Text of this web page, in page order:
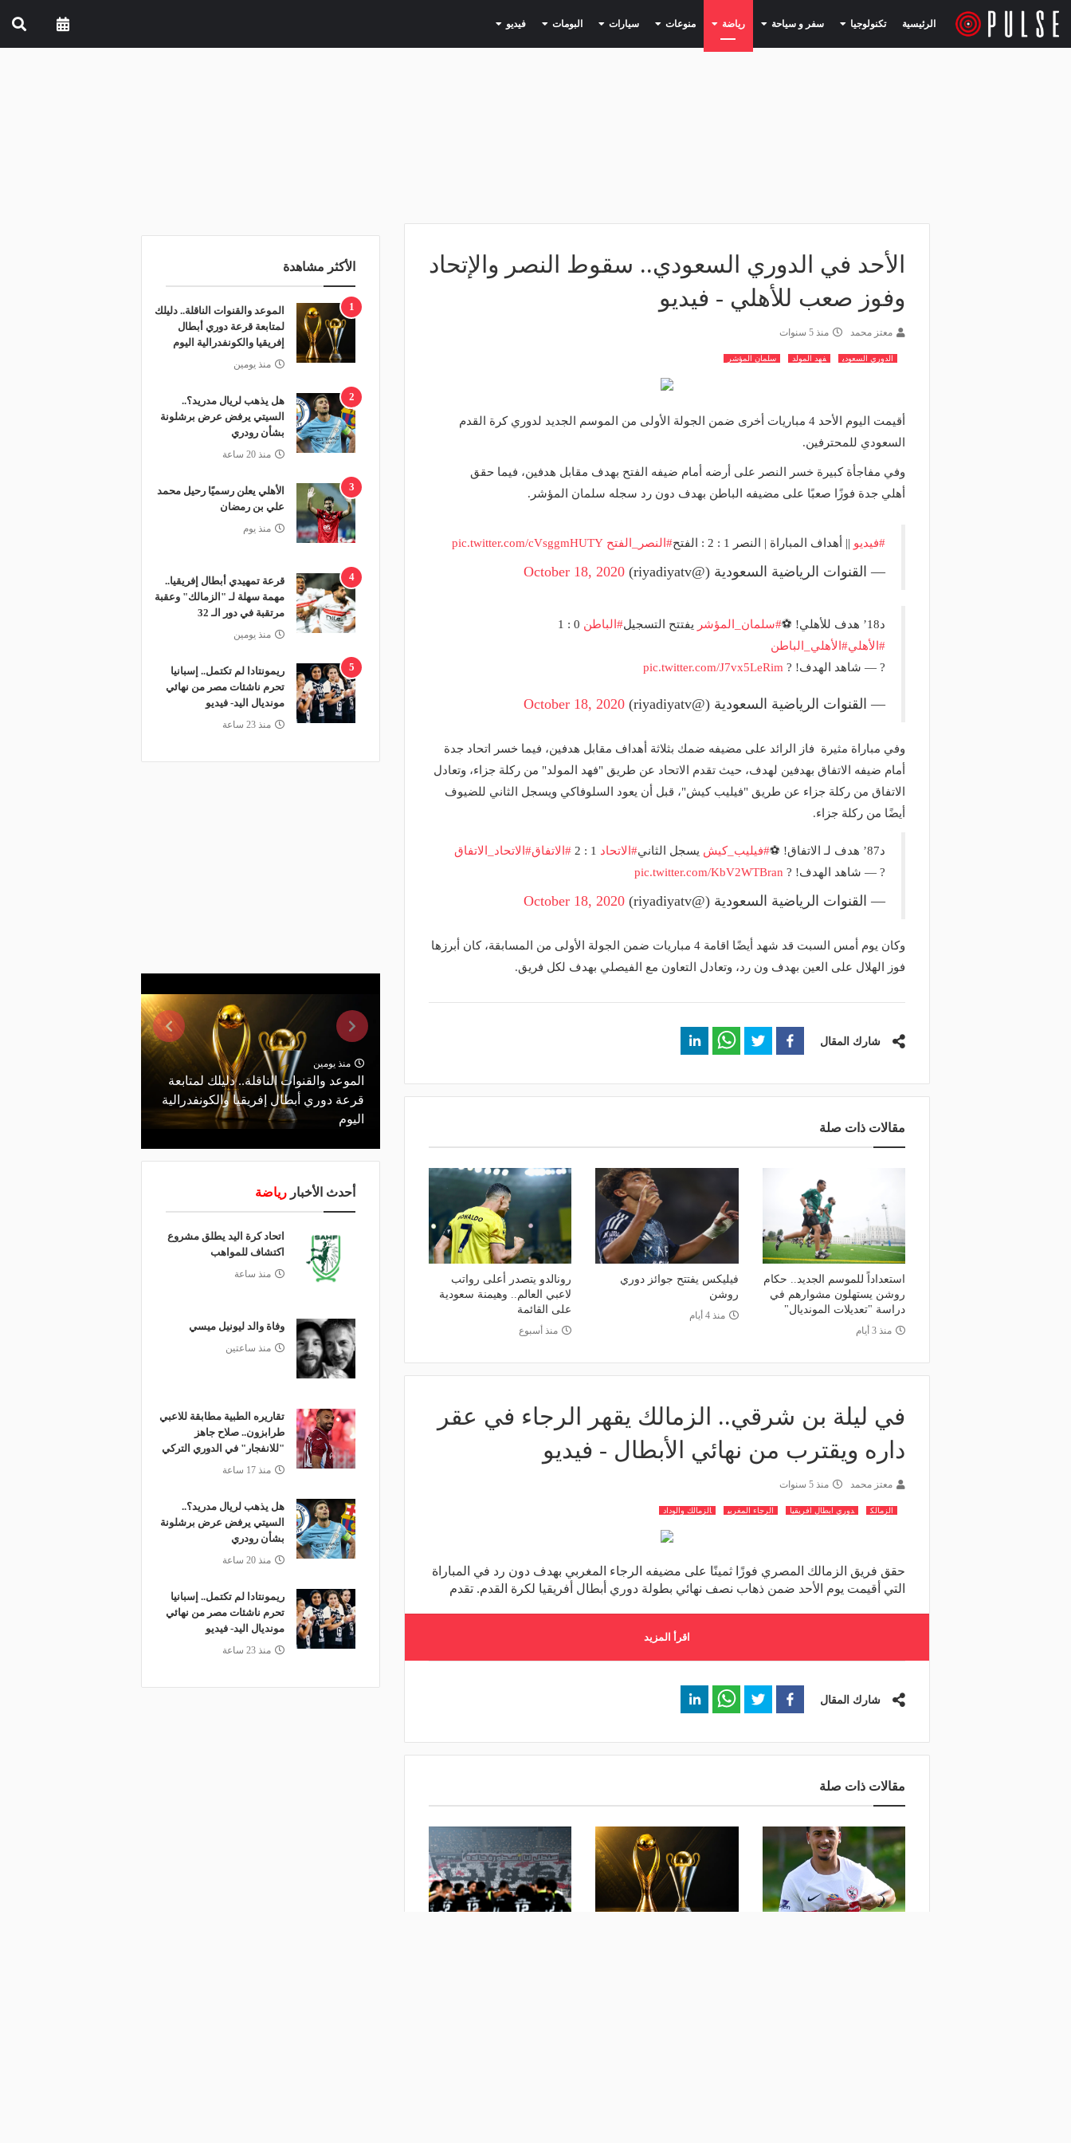
الرئيسية تكنولوجيا (current) سفر و سياحة (current) رياضة (current) منوعات (current) سيارات (current) البومات (current) فيديو (current)
الأحد في الدوري السعودي.. سقوط النصر والإتحاد
وفوز صعب للأهلي - فيديو
معتز محمد منذ 5 سنوات
الدوري السعودي فهد المولد سلمان المؤشر
أقيمت اليوم الأحد 4 مباريات أخرى ضمن الجولة الأولى من الموسم الجديد لدوري كرة القدم
السعودي للمحترفين.
وفي مفاجأة كبيرة خسر النصر على أرضه أمام ضيفه الفتح بهدف مقابل هدفين، فيما حقق
أهلي جدة فوزًا صعبًا على مضيفه الباطن بهدف دون رد سجله سلمان المؤشر.
#فيديو || أهداف المباراة | النصر 1 : 2 : الفتح #النصر_الفتح pic.twitter.com/cVsggmHUTY
— القنوات الرياضية السعودية (@riyadiyatv) October 18, 2020
د18’ هدف للأهلي! ⚽ #سلمان_المؤشر يفتتح التسجيل#الباطن
#الأهلي#الأهلي_الباطن
? — شاهد الهدف! ? pic.twitter.com/J7vx5LeRim
— القنوات الرياضية السعودية (@riyadiyatv) October 18, 2020
وفي مباراة مثيرة فاز الرائد على مضيفه ضمك بثلاثة أهداف مقابل هدفين، فيما خسر اتحاد جدة
أمام ضيفه الاتفاق بهدفين لهدف، حيث تقدم الاتحاد عن طريق "فهد المولد" من ركلة جزاء، وتعادل
الاتفاق من ركلة جزاء عن طريق "فيليب كيش"، قبل أن يعود السلوفاكي ويسجل الثاني للضيوف
أيضًا من ركلة جزاء.
د87’ هدف لـ الاتفاق! ⚽ #فيليب_كيش يسجل الثاني#الاتحاد #الاتفاق#الاتحاد_الاتفاق
? — شاهد الهدف! ? pic.twitter.com/KbV2WTBran
— القنوات الرياضية السعودية (@riyadiyatv) October 18, 2020
وكان يوم أمس السبت قد شهد أيضًا اقامة 4 مباريات ضمن الجولة الأولى من المسابقة، كان أبرزها
فوز الهلال على العين بهدف ون رد، وتعادل التعاون مع الفيصلي بهدف لكل فريق.
شارك المقال
مقالات ذات صلة
استعداداً للموسم الجديد.. حكام
روشن يستهلون مشوارهم في
دراسة "تعديلات المونديال"
منذ 3 أيام
فيليكس يفتتح جوائز دوري
روشن
منذ 4 أيام
رونالدو يتصدر أعلى رواتب
لاعبي العالم.. وهيمنة سعودية
على القائمة
منذ أسبوع
في ليلة بن شرقي.. الزمالك يقهر الرجاء في عقر
داره ويقترب من نهائي الأبطال - فيديو
معتز محمد منذ 5 سنوات
الزمالك دوري ابطال افريقيا الرجاء المغربي الزمالك والوداد
حقق فريق الزمالك المصري فوزًا ثمينًا على مضيفه الرجاء المغربي بهدف دون رد في المباراة
التي أقيمت يوم الأحد ضمن ذهاب نصف نهائي بطولة دوري أبطال أفريقيا لكرة القدم. تقدم
اقرأ المزيد
شارك المقال
مقالات ذات صلة
الأكثر مشاهدة
1
الموعد والقنوات الناقلة.. دليلك
لمتابعة قرعة دوري أبطال
إفريقيا والكونفدرالية اليوم
منذ يومين
2
هل يذهب لريال مدريد؟..
السيتي يرفض عرض برشلونة
بشأن رودري
منذ 20 ساعة
3
الأهلي يعلن رسميًا رحيل محمد
علي بن رمضان
منذ يوم
4
قرعة تمهيدي أبطال إفريقيا..
مهمة سهلة لـ "الزمالك" وعقبة
مرتقبة في دور الـ 32
منذ يومين
5
ريمونتادا لم تكتمل.. إسبانيا
تحرم ناشئات مصر من نهائي
مونديال اليد- فيديو
منذ 23 ساعة
منذ يومين
الموعد والقنوات الناقلة.. دليلك لمتابعة
قرعة دوري أبطال إفريقيا والكونفدرالية
اليوم
منذ 20 ساعة
هل يذهب لريال مدريد؟.. السيتي يرفض
منذ يوم
الأهلي يعلن رسميًا رحيل محمد علي بن
رمضان
والقنوات الناقلة.. دليلك لمتابعة
دوري أبطال إفريقيا والكونفدرالية
أحدث الأخبار رياضة
اتحاد كرة اليد يطلق مشروع
اكتشاف للمواهب
منذ ساعة
وفاة والد ليونيل ميسي
منذ ساعتين
تقاريره الطبية مطابقة للاعبي
طرابزون.. صلاح جاهز
"للانفجار" في الدوري التركي
منذ 17 ساعة
هل يذهب لريال مدريد؟..
السيتي يرفض عرض برشلونة
بشأن رودري
منذ 20 ساعة
ريمونتادا لم تكتمل.. إسبانيا
تحرم ناشئات مصر من نهائي
مونديال اليد- فيديو
منذ 23 ساعة